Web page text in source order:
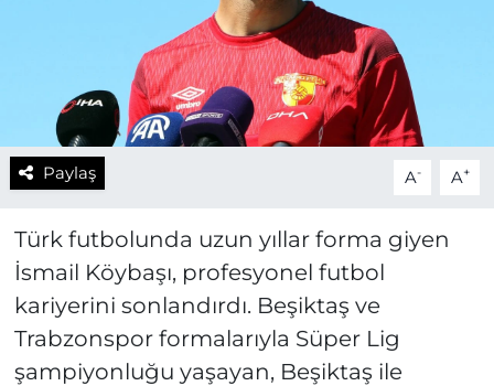
Paylaş A- A+
Türk futbolunda uzun yıllar forma giyen
İsmail Köybaşı, profesyonel futbol
kariyerini sonlandırdı. Beşiktaş ve
Trabzonspor formalarıyla Süper Lig
şampiyonluğu yaşayan, Beşiktaş ile